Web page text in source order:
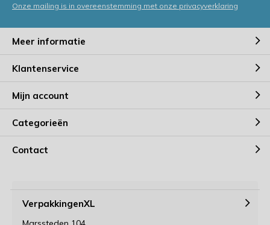
Onze mailing is in overeenstemming met onze privacyverklaring
Meer informatie
Klantenservice
Mijn account
Categorieën
Contact
VerpakkingenXL